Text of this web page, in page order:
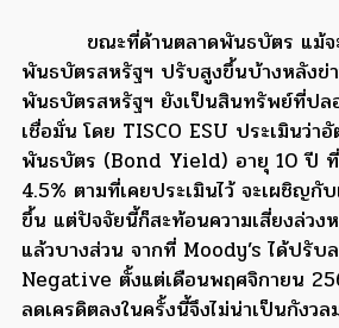
ขณะที่ด้านตลาดพันธบัตร แม้
พันธบัตรสหรัฐฯ ปรับสูงขึ้นบ้างหลังข่า
พันธบัตรสหรัฐฯ ยังเป็นสินทรัพย์ที่ปล
เชื่อมั่น โดย TISCO ESU ประเมินว่า
พันธบัตร (Bond Yield) อายุ 10 ปี
4.5% ตามที่เคยประเมินไว้ จะเผชิญกั
ขึ้น แต่ปัจจัยนี้ก็สะท้อนความเสี่ยงล่ว
แล้วบางส่วน จากที่ Moody’s ได้ปรับ
Negative ตั้งแต่เดือนพฤศจิกายน
ลดเครดิตลงในครั้งนี้จึงไม่น่าเป็นกังว